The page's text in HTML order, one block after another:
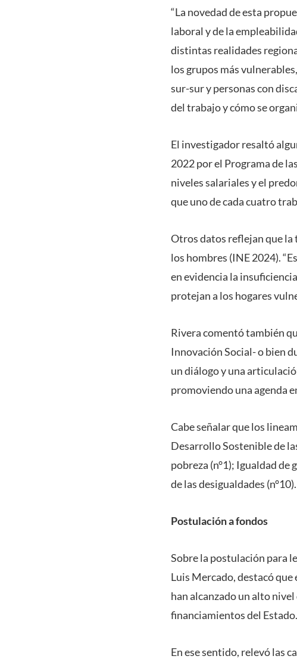
“La novedad de esta
laboral y de la
distintas realidades
los grupos más
sur-sur y personas con
del trabajo y cómo se
El investigador resaltó
2022 por el Programa de
niveles salariales y el
que uno de cada cuatro
Otros datos reflejan que la
los hombres (INE 2024).
en evidencia la
protejan a los hogares
Rivera comentó también
Innovación Social- o bien
un diálogo y una
promoviendo una agenda
Cabe señalar que los
Desarrollo Sostenible de
pobreza (n°1); Igualdad de
de las desigualdades (n°10).
Postulación a fondos
Sobre la postulación para
Luis Mercado, destacó que
han alcanzado un alto
financiamientos del Estado.
En ese sentido, relevó las